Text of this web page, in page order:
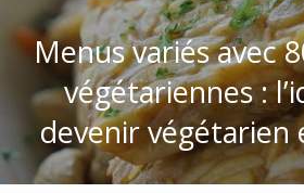
Menus variés avec
végétariennes :
devenir végétarien